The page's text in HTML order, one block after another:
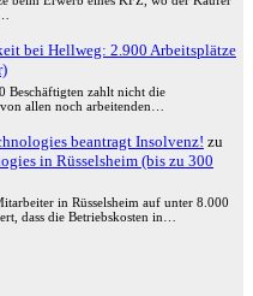
bei Hellweg: 2.900 Arbeitsplätze
Beschäftigten zahlt nicht die
allen noch arbeitenden…
beantragt Insolvenz! zu
in Rüsselsheim (bis zu 300
in Rüsselsheim auf unter 8.000
dass die Betriebskosten in…